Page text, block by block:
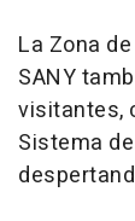
La Zona
SANY
visitantes,
Sistema